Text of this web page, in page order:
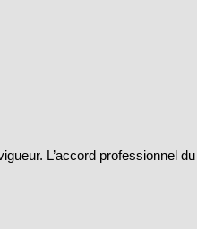
L’accord professionnel